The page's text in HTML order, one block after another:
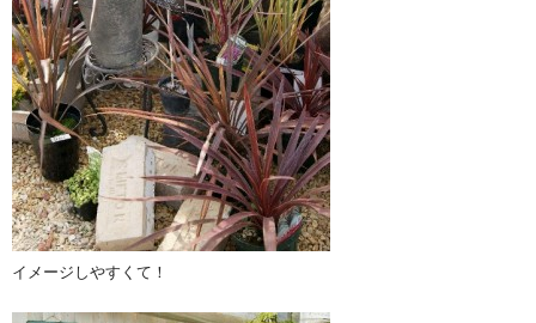
イメージしやすくて！